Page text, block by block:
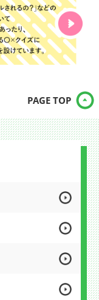
PAGE TOP